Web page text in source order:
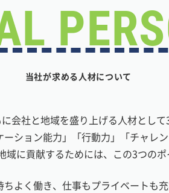
当社が求める人材について
会社と地域を盛り上げる人材として
ション能力」「行動力」「チャレン
に貢献するためには、この3つの
よく働き、仕事もプライベートも充